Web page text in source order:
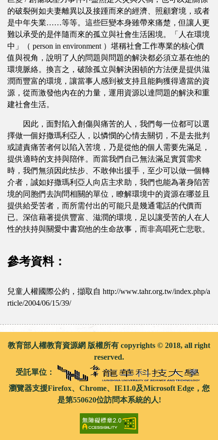
的破裂例如夫妻離異以及接踵而來的經濟、照顧窘境，或者
是中年失業……等等。這些巨變本身雖帶來痛楚，但讓人更
難以承受的是伴隨而來的孤立與社會生活困境。「人在環境
中」（ person in environment ）堪稱社會工作專業的核心價
值與視角，說明了人的問題與問題的解決都必須立基在他的
環境脈絡。換言之，破除孤立與解決困頓的方法便是提供滋
潤而豐富的環境，讓當事人感到被支持且能夠獲得適當的資
源，從而激發他內在的力量，運用資源以達問題的解決和重
建社會生活。
因此，面對陷入創傷與痛苦的人，我們每一位都可以選
擇做一個好撒瑪利亞人，以憐憫的心情去關切，不是去批判
或譴責痛苦者何以陷入苦境，乃是從他的個人需要先滿足，
提供適時的支持與陪伴。而當我們自己無法滿足實質需求
時，我們無須因此怯步、不敢伸出援手，至少可以做一個轉
介者，誠如好撒瑪利亞人向店主求助，我們也能為著身陷苦
境的同胞們去詢問相關的單位，瞭解環境中的資源在哪並且
提供給受苦者，而所需付出的可能只是幾通電話的代價而
已。深信藉著提供豐富、滋潤的環境，足以讓受苦的人在人
性的扶持與關愛中書寫他的生命故事，而非高唱死亡悲歌。
參考資料：
兒童人權國際公約，擷取自 http://www.tahr.org.tw/index.php/a
rticle/2004/06/15/39/
教育部人權教育資源網 版權所有 copyrights © 2018, all right
reserved.
受託單位：
瀏覽器支援Firefox、Chrome、IE11.0及Microsoft Edge，您
是第550620位訪問本系統的人!